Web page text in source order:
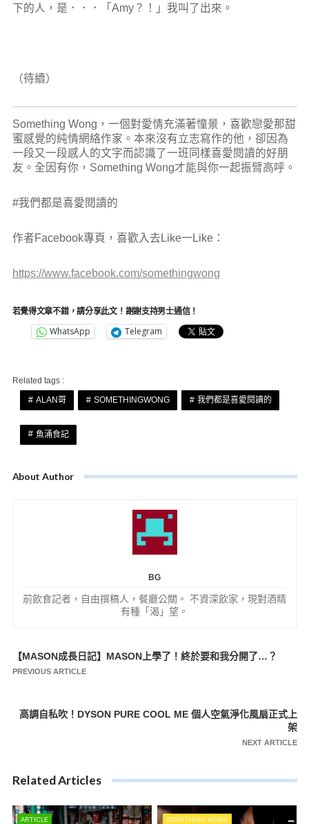
下的人，是．．．「Amy？！」我叫了出來。
（待續）
Something Wong，一個對愛情充滿著憧景，喜歡戀愛那甜
蜜感覺的純情網絡作家。本來沒有立志寫作的他，卻因為
一段又一段感人的文字而認識了一班同樣喜愛閱讀的好朋
友。全因有你，Something Wong才能與你一起振臂高呼。
#我們都是喜愛閱讀的
作者Facebook專頁，喜歡入去Like一Like：
https://www.facebook.com/somethingwong
若覺得文章不錯，請分享此文！謝謝支持男士通信！
WhatsApp Telegram
Related tags :
ALAN哥
SOMETHINGWONG 我們都是喜愛閱讀的
魚涌食記
About Author
BG
前飲食記者，自由撰稿人，餐廳公關。 不資深飲家，現對酒精
有種「渴」望。
文
導
覽
【MASON成長日記】MASON上學了！終於要和我分開了…？
PREVIOUS ARTICLE
高調自私吹！DYSON PURE COOL ME 個人空氣淨化風扇正式上
架
NEXT ARTICLE
Related Articles
ARTICLE SOMETHING WONG